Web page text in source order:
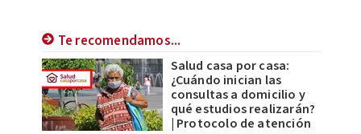
Te recomendamos...
Salud casa por casa:
¿Cuándo inician las
consultas a domicilio y
qué estudios realizarán?
| Protocolo de atención